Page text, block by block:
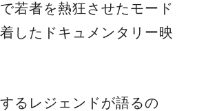
若者を熱狂させたモード
したドキュメンタリー映
るレジェンドが語るの